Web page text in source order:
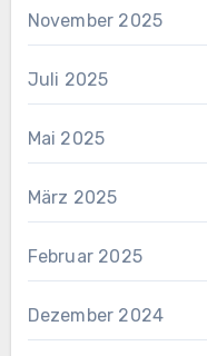
November 2025
Juli 2025
Mai 2025
März 2025
Februar 2025
Dezember 2024